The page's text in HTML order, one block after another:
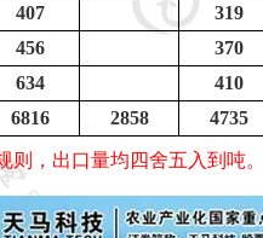
407
319
456
370
634
410
6816 2858 4735
则，出口量均四舍五入到吨